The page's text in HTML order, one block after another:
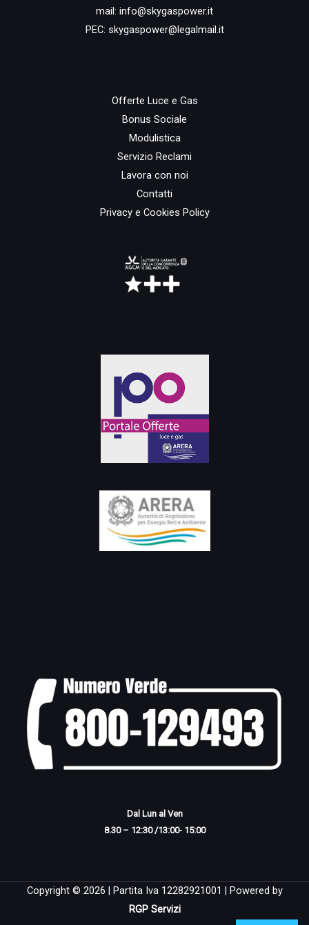
mail: info@skygaspower.it
PEC: skygaspower@legalmail.it
Offerte Luce e Gas
Bonus Sociale
Modulistica
Servizio Reclami
Lavora con noi
Contatti
Privacy e Cookies Policy
Dal Lun al Ven
8.30 – 12:30 /13:00- 15:00
Copyright © 2026 | Partita Iva 12282921001 | Powered by
RGP Servizi